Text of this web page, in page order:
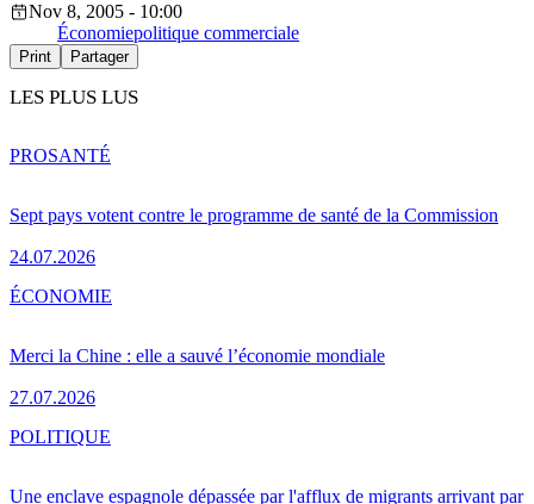
Nov 8, 2005 - 10:00
Économiepolitique commerciale
Print Partager
LES PLUS LUS
Sept pays votent contre le programme de santé de la Commission
24.07.2026
PROSANTÉ
Merci la Chine : elle a sauvé l’économie mondiale
27.07.2026
ÉCONOMIE
Une enclave espagnole dépassée par l'afflux de migrants arrivant par
POLITIQUE